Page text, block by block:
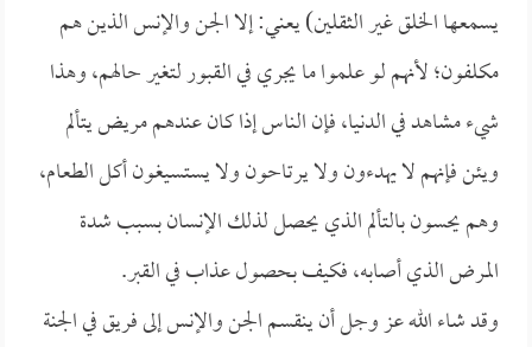
يسمعها الخلق غير الثقلين) يعني: إلا الجن والإنس الذين هم
مكلفون؛ لأنهم لو علموا ما يجري في القبور لتغير حالهم، وهذا
شيء مشاهد في الدنيا، فإن الناس إذا كان عندهم مريض يتألم
ويئن فإنهم لا يهدءون ولا يرتاحون ولا يستسيغون أكل الطعام،
وهم يحسون بالتألم الذي يحصل لذلك الإنسان بسبب شدة
المرض الذي أصابه، فكيف بحصول عذاب في القبر.
وقد شاء الله عز وجل أن ينقسم الجن والإنس إلى فريق في الجنة